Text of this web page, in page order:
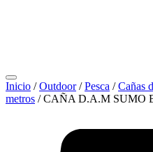
Inicio /Outdoor/Pesca /Cañas
metros / CAÑA D.A.M SUMO